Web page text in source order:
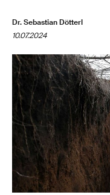
Dr. Sebastian Dötterl
10.07.2024